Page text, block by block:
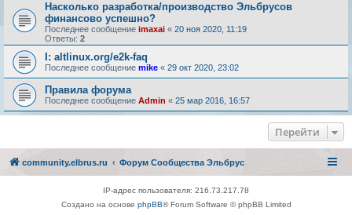
Насколько разработка/производство Эльбрусов
финансово успешно?
Последнее сообщение imaxai « 20 ноя 2020, 11:19
Ответы: 2
I: altlinux.org/e2k-faq
Последнее сообщение mike « 29 окт 2020, 23:02
Правила форума
Последнее сообщение Admin « 25 мар 2016, 16:57
Перейти
community.elbrus.ru Форум Сообщества Эльбрус
IP-адрес пользователя: 216.73.217.78
Создано на основе phpBB® Forum Software © phpBB Limited